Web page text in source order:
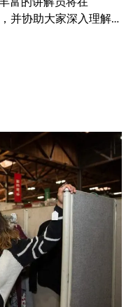
并协助大家深入理解